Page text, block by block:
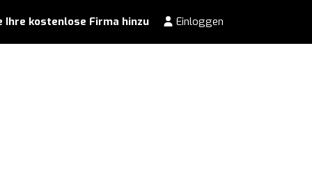
Ihre kostenlose Firma hinzu Einloggen